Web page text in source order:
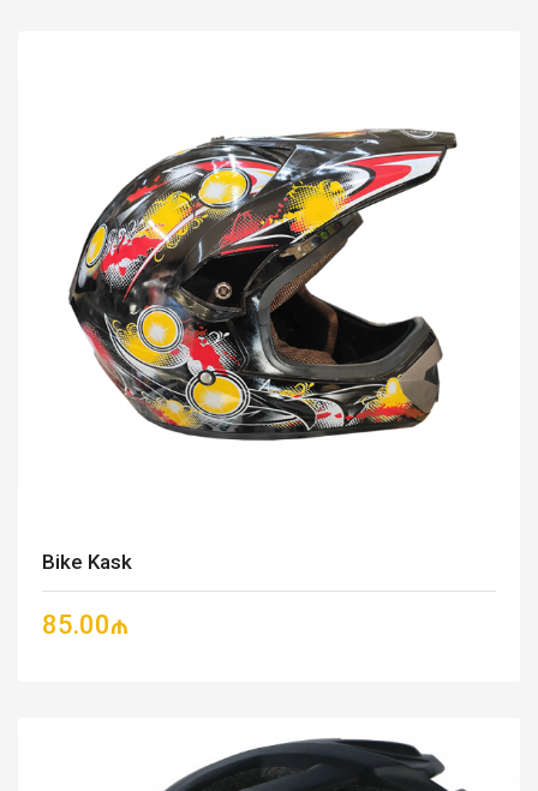
Bike Kask
85.00₼